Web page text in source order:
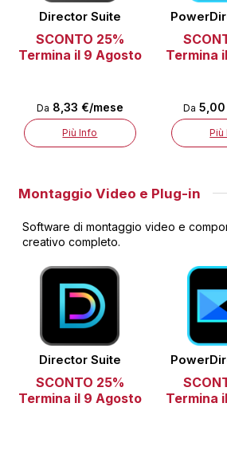
Director Suite
SCONTO 25%
Termina il 9 Agosto
Da 8,33 €/mese
Più Info
Termina
Da 5,00
Più
Montaggio Video e Plug-in
Software di montaggio video e
creativo completo.
Director Suite
SCONTO 25%
Termina il 9 Agosto
Termina